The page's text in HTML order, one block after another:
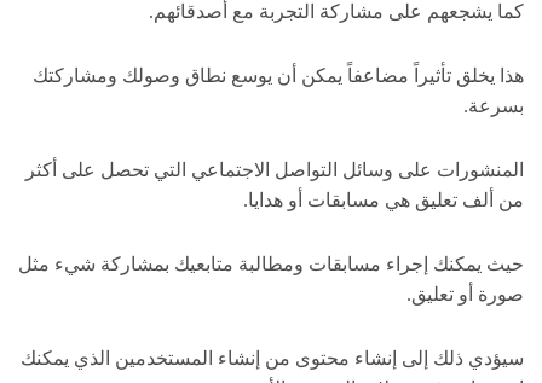
كما يشجعهم على مشاركة التجربة مع أصدقائهم.
هذا يخلق تأثيراً مضاعفاً يمكن أن يوسع نطاق وصولك ومشاركتك
بسرعة.
المنشورات على وسائل التواصل الاجتماعي التي تحصل على أكثر
من ألف تعليق هي مسابقات أو هدايا.
حيث يمكنك إجراء مسابقات ومطالبة متابعيك بمشاركة شيء مثل
صورة أو تعليق.
سيؤدي ذلك إلى إنشاء محتوى من إنشاء المستخدمين الذي يمكنك